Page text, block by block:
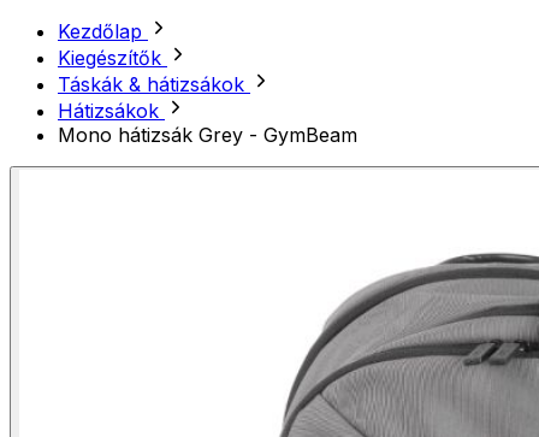
Kezdőlap
Kiegészítők
Táskák & hátizsákok
Hátizsákok
Mono hátizsák Grey - GymBeam